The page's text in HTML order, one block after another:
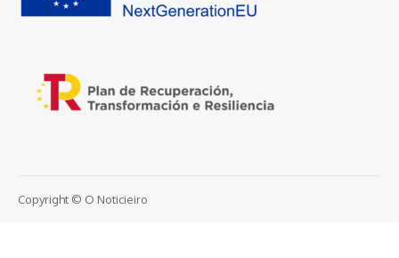
Copyright © O Noticieiro